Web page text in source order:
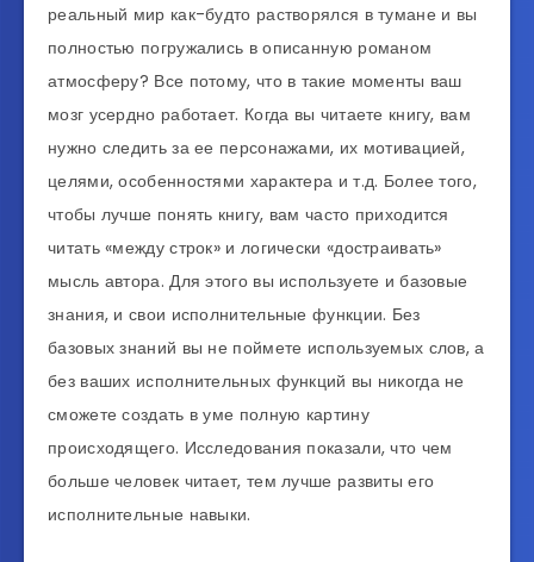
реальный мир как-будто растворялся в тумане и вы
полностью погружались в описанную романом
атмосферу? Все потому, что в такие моменты ваш
мозг усердно работает. Когда вы читаете книгу, вам
нужно следить за ее персонажами, их мотивацией,
целями, особенностями характера и т.д. Более того,
чтобы лучше понять книгу, вам часто приходится
читать «между строк» и логически «достраивать»
мысль автора. Для этого вы используете и базовые
знания, и свои исполнительные функции. Без
базовых знаний вы не поймете используемых слов, а
без ваших исполнительных функций вы никогда не
сможете создать в уме полную картину
происходящего. Исследования показали, что чем
больше человек читает, тем лучше развиты его
исполнительные навыки.